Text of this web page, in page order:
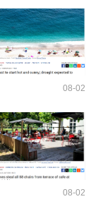
08-02
08-02